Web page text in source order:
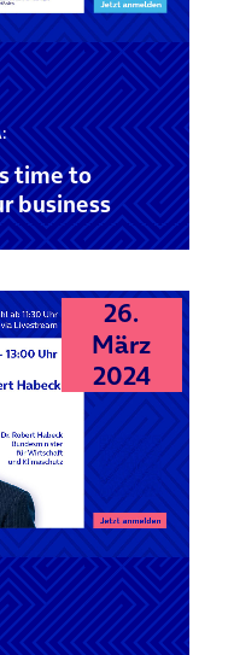
time to
business
26.
März
2024